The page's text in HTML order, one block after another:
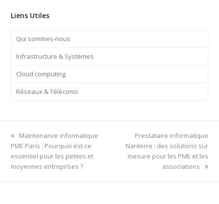
Liens Utiles
Qui sommes-nous
Infrastructure & Systèmes
Cloud computing
Réseaux & Télécoms
previous
post:
Maintenance informatique
PME Paris : Pourquoi est-ce
essentiel pour les petites et
moyennes entreprises ?
next
post:
Prestataire informatique
Nanterre : des solutions sur
mesure pour les PME et les
associations